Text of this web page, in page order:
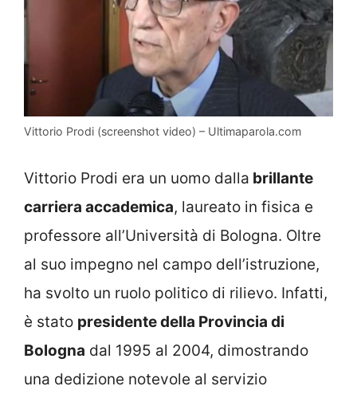
Vittorio Prodi (screenshot video) – Ultimaparola.com
Vittorio Prodi era un uomo dalla brillante
carriera accademica, laureato in fisica e
professore all’Università di Bologna. Oltre
al suo impegno nel campo dell’istruzione,
ha svolto un ruolo politico di rilievo. Infatti,
è stato presidente della Provincia di
Bologna dal 1995 al 2004, dimostrando
una dedizione notevole al servizio